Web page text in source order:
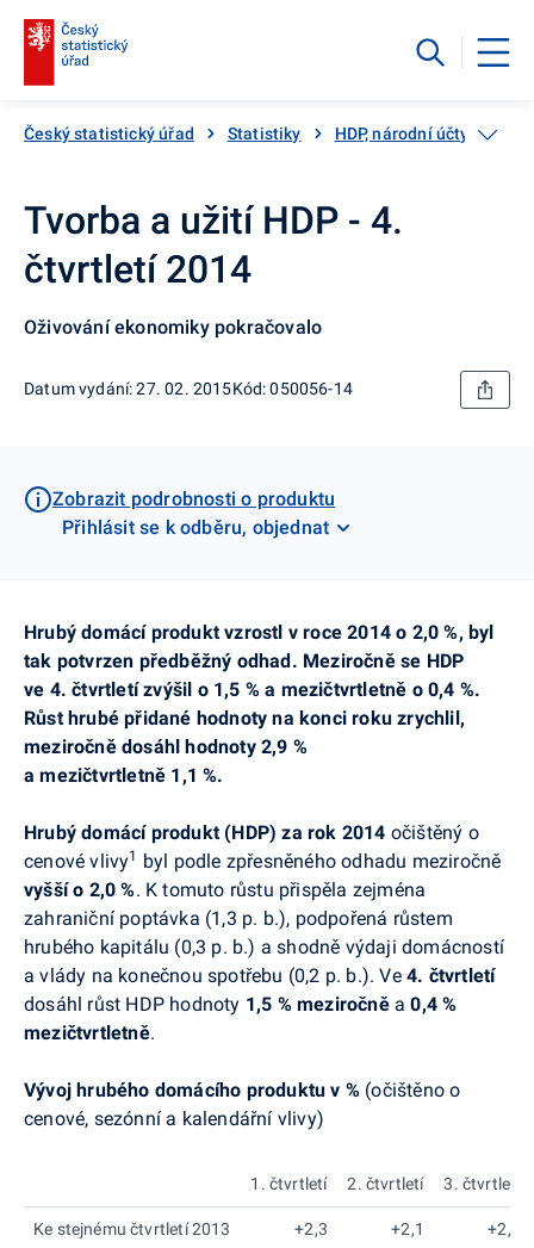
Český statistický úřad Statistiky HDP, národní účty
Tvorba a užití HDP - 4.
čtvrtletí 2014
Oživování ekonomiky pokračovalo
Datum vydání: 27. 02. 2015Kód: 050056-14
Zobrazit podrobnosti o produktu
Přihlásit se k odběru, objednat
Hrubý domácí produkt vzrostl v roce 2014 o 2,0 %, byl
tak potvrzen předběžný odhad. Meziročně se HDP
ve 4. čtvrtletí zvýšil o 1,5 % a mezičtvrtletně o 0,4 %.
Růst hrubé přidané hodnoty na konci roku zrychlil,
meziročně dosáhl hodnoty 2,9 %
a mezičtvrtletně 1,1 %.
Hrubý domácí produkt (HDP) za rok 2014 očištěný o
cenové vlivy1 byl podle zpřesněného odhadu meziročně
vyšší o 2,0 %. K tomuto růstu přispěla zejména
zahraniční poptávka (1,3 p. b.), podpořená růstem
hrubého kapitálu (0,3 p. b.) a shodně výdaji domácností
a vlády na konečnou spotřebu (0,2 p. b.). Ve 4. čtvrtletí
dosáhl růst HDP hodnoty 1,5 % meziročněa0,4 %
mezičtvrtletně.
Vývoj hrubého domácího produktu v % (očištěno o
cenové, sezónní a kalendářní vlivy)
1. čtvrtletí 2. čtvrtletí 3. čtvrtletí
Ke stejnému čtvrtletí 2013 +2,3 +2,1 +2,2